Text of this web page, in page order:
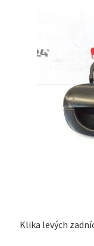
Obchodní
Ochrana osobních
Reklamační
Klika levých